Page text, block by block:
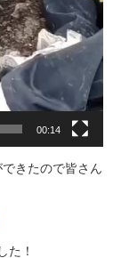
00:14
きたので皆さん
た！